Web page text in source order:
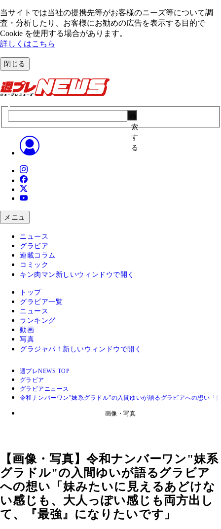
当サイトでは当社の提携先等がお客様のニーズ等について調
査・分析したり、お客様にお勧めの広告を表⽰する⽬的で
Cookie を使⽤する場合があります。
詳しくはこちら
閉じる
索
す
る
メニュ
ニュース
グラビア
連載コラム
コミック
キン肉マン 新しいウィンドウで開く
トップ
グラビア一覧
ニュース
ランキング
動画
写真
グラジャパ！ 新しいウィンドウで開く
週プレNEWS TOP
グラビア
グラビアニュース
令和ナンバーワン"妹系グラドル"の入間ゆいが語るグラビアへの想い
画像・写真
【画像・写真】令和ナンバーワン"妹系
グラドル"の入間ゆいが語るグラビア
への想い「妹みたいに見えるあどけな
い感じも、大人っぽい感じも両方出し
て、『最強』になりたいです」